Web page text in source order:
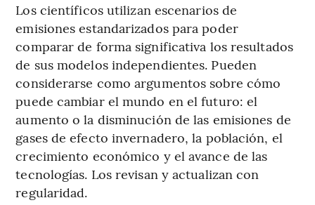
Los científicos utilizan escenarios de
emisiones estandarizados para poder
comparar de forma significativa los resultados
de sus modelos independientes. Pueden
considerarse como argumentos sobre cómo
puede cambiar el mundo en el futuro: el
aumento o la disminución de las emisiones de
gases de efecto invernadero, la población, el
crecimiento económico y el avance de las
tecnologías. Los revisan y actualizan con
regularidad.